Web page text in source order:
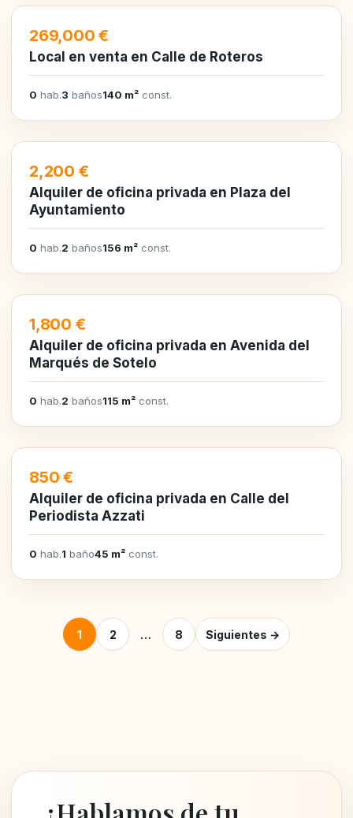
EN VENTA
269,000 €
Local en venta en Calle de Roteros
0 hab.3 baños140 m² const.
EN ALQUILER
2,200 €
Alquiler de oficina privada en Plaza del
Ayuntamiento
0 hab.2 baños156 m² const.
EN ALQUILER
1,800 €
Alquiler de oficina privada en Avenida del
Marqués de Sotelo
0 hab.2 baños115 m² const.
EN ALQUILER
850 €
Alquiler de oficina privada en Calle del
Periodista Azzati
0 hab.1 baño45 m² const.
Posts pagination
1 2 … 8 Siguientes →